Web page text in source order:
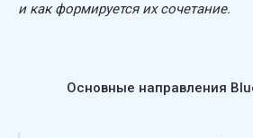
и как формируется их сочетание.
Основные направления